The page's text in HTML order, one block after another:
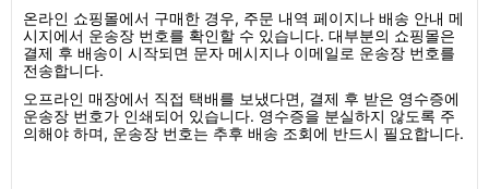
온라인 쇼핑몰에서 구매한 경우, 주문 내역 페이지나 배송 안내 메
시지에서 운송장 번호를 확인할 수 있습니다. 대부분의 쇼핑몰은
결제 후 배송이 시작되면 문자 메시지나 이메일로 운송장 번호를
전송합니다.
오프라인 매장에서 직접 택배를 보냈다면, 결제 후 받은 영수증에
운송장 번호가 인쇄되어 있습니다. 영수증을 분실하지 않도록 주
의해야 하며, 운송장 번호는 추후 배송 조회에 반드시 필요합니다.